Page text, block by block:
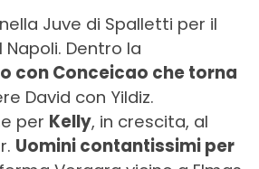
Juve di Spalletti per il
Dentro la
con Conceicao che torna
David con Yildiz.
per Kelly, in crescita, al
Uomini contantissimi per